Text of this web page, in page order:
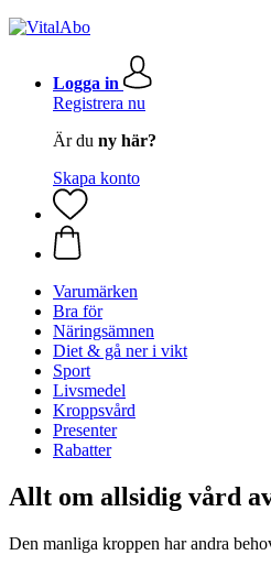
Logga in
Registrera nu
Är du ny här?
Skapa konto
Varumärken
Bra för
Näringsämnen
Diet & gå ner i vikt
Sport
Livsmedel
Kroppsvård
Presenter
Rabatter
Allt om allsidig vård
Den manliga kroppen har andra